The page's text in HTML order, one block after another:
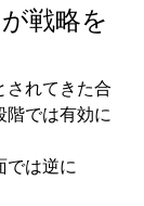
戦略を
されてきた合
階では有効に
では逆に